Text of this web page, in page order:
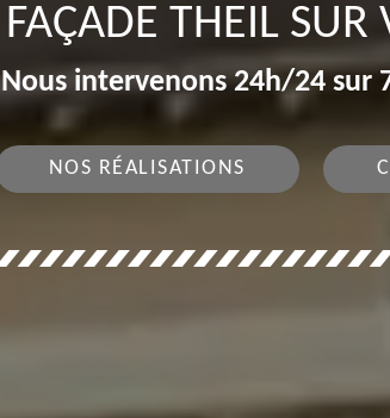
FAÇADE THEIL
Nous intervenons 24h/24 sur
NOS RÉALISATIONS